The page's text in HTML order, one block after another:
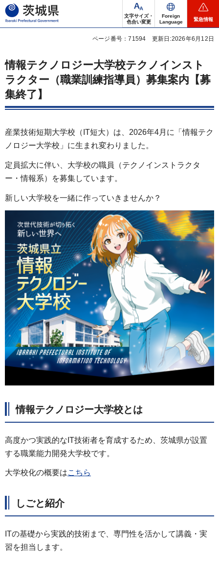
茨城県
文字サイズ・
色合い変更
Foreign
Language
緊急情報
ページ番号：71594 更新日:2026年6月12日
情報テクノロジー大学校テクノインスト
ラクター（職業訓練指導員）募集案内【募
集終了】
産業技術短期大学校（IT短大）は、2026年4月に「情報テク
ノロジー大学校」に生まれ変わりました。
定員拡大に伴い、大学校の職員（テクノインストラクタ
ー・情報系）を募集しています。
新しい大学校を一緒に作っていきませんか？
情報テクノロジー大学校とは
高度かつ実践的なIT技術者を育成するため、茨城県が設置
する職業能力開発大学校です。
大学校化の概要はこちら
しごと紹介
ITの基礎から実践的技術まで、専門性を活かして講義・実
習を担当します。